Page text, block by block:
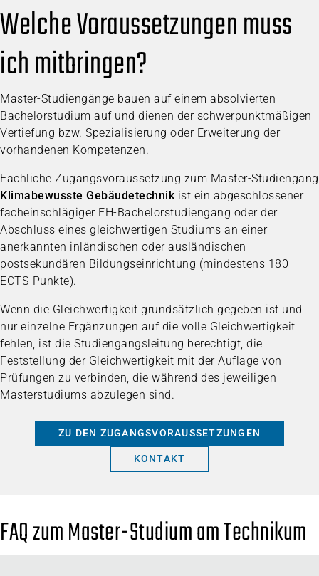
Welche Voraussetzungen muss
ich mitbringen?
Master-Studiengänge bauen auf einem absolvierten
Bachelorstudium auf und dienen der schwerpunktmäßigen
Vertiefung bzw. Spezialisierung oder Erweiterung der
vorhandenen Kompetenzen.
Fachliche Zugangsvoraussetzung zum Master-Studiengang
Klimabewusste Gebäudetechnikist ein abgeschlossener
facheinschlägiger FH-Bachelorstudiengang oder der
Abschluss eines gleichwertigen Studiums an einer
anerkannten inländischen oder ausländischen
postsekundären Bildungseinrichtung (mindestens 180
ECTS-Punkte).
Wenn die Gleichwertigkeit grundsätzlich gegeben ist und
nur einzelne Ergänzungen auf die volle Gleichwertigkeit
fehlen, ist die Studiengangsleitung berechtigt, die
Feststellung der Gleichwertigkeit mit der Auflage von
Prüfungen zu verbinden, die während des jeweiligen
Masterstudiums abzulegen sind.
ZU DEN ZUGANGSVORAUSSETZUNGEN
KONTAKT
FAQ zum Master-Studium am Technikum